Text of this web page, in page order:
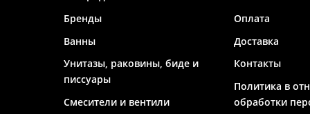
Бренды
Ванны
Унитазы, раковины, биде и
писсуары
Смесители и вентили
Оплата
Доставка
Контакты
Политика в
обработки